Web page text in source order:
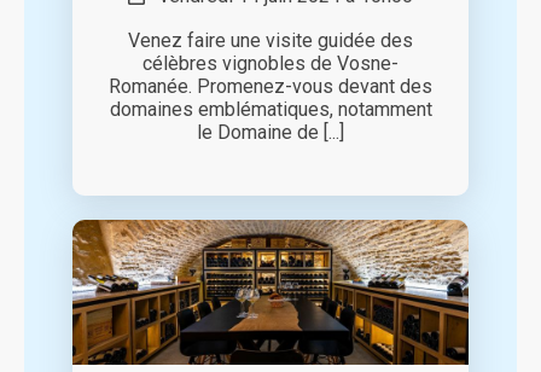
Venez faire une visite guidée des
célèbres vignobles de Vosne-
Romanée. Promenez-vous devant des
domaines emblématiques, notamment
le Domaine de [...]